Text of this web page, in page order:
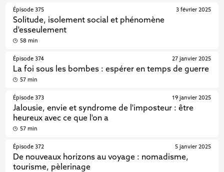
Épisode 375
Solitude, isolement social et phénomène
d'esseulement
3 février 2025
58 min
Épisode 374
La foi sous les bombes : espérer en temps de guerre
27 janvier 2025
57 min
Épisode 373
Jalousie, envie et syndrome de l'imposteur : être
heureux avec ce que l'on a
19 janvier 2025
57 min
Épisode 372
De nouveaux horizons au voyage : nomadisme,
tourisme, pèlerinage
5 janvier 2025